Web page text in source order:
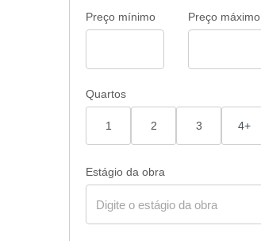
Preço mínimo Preço máximo
Quartos
1 2 3 4+
Estágio da obra